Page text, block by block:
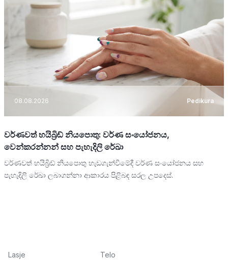
08.08.2026 Pedikura
වර්ණවත් හයිබ්‍රිඩ් නියපොතු: වර්ණ සංයෝජනය,
වෙන්කරන්නන් සහ පැහැදිලි රේඛා
වර්ණවත් හයිබ්‍රිඩ් නියපොතු හැඩගැන්වීමේදී වර්ණ සංයෝජනය සහ
පැහැදිලි රේඛා ලබාගන්නා ආකාරය පිළිබඳ සරල උපදෙස්.
Lasje
Telo